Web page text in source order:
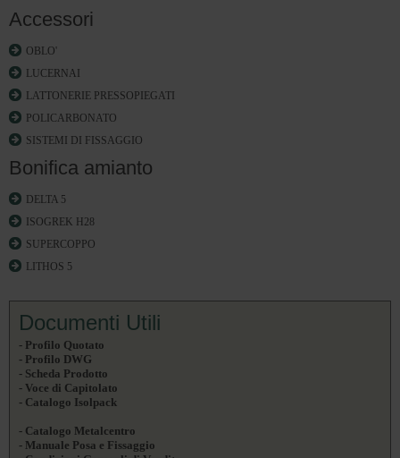
Accessori
OBLO'
LUCERNAI
LATTONERIE PRESSOPIEGATI
POLICARBONATO
SISTEMI DI FISSAGGIO
Bonifica amianto
DELTA 5
ISOGREK H28
SUPERCOPPO
LITHOS 5
Documenti Utili
- Profilo Quotato
- Profilo DWG
- Scheda Prodotto
- Voce di Capitolato
- Catalogo Isolpack
- Catalogo Metalcentro
- Manuale Posa e Fissaggio